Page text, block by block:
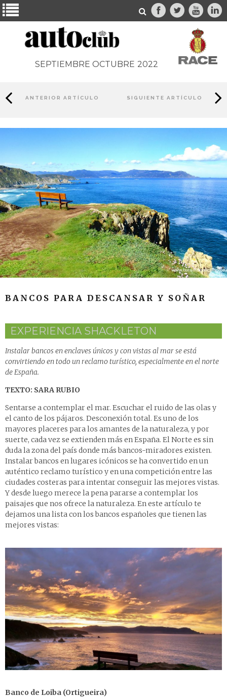
SEPTIEMBRE OCTUBRE 2022
ANTERIOR ARTÍCULO SIGUIENTE ARTÍCULO
BANCOS PARA DESCANSAR Y SOÑAR
EXPERIENCIA SHACKLETON
Instalar bancos en enclaves únicos y con vistas al mar se está
convirtiendo en todo un reclamo turístico, especialmente en el norte
de España.
TEXTO: SARA RUBIO
Sentarse a contemplar el mar. Escuchar el ruido de las olas y
el canto de los pájaros. Desconexión total. Es uno de los
mayores placeres para los amantes de la naturaleza, y por
suerte, cada vez se extienden más en España. El Norte es sin
duda la zona del país donde más bancos-miradores existen.
Instalar bancos en lugares icónicos se ha convertido en un
auténtico reclamo turístico y en una competición entre las
ciudades costeras para intentar conseguir las mejores vistas.
Y desde luego merece la pena pararse a contemplar los
paisajes que nos ofrece la naturaleza. En este artículo te
dejamos una lista con los bancos españoles que tienen las
mejores vistas:
Banco de Loiba (Ortigueira)